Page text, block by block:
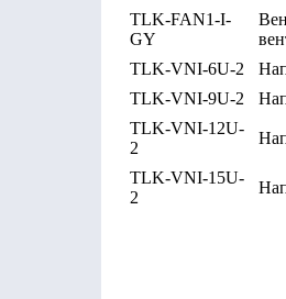
TLK-FAN1-I-
GY
TLK-VNI-6U-2
TLK-VNI-9U-2
TLK-VNI-12U-
2
TLK-VNI-15U-
2